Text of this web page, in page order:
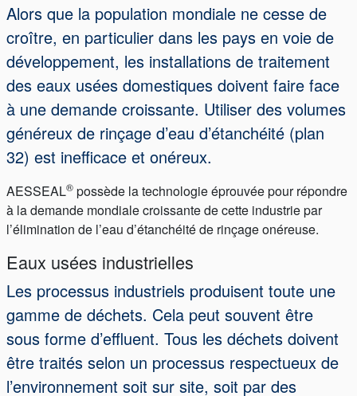
Académie
Brochures produits
Vidéo
Alors que la population mondiale ne cesse de
croître, en particulier dans les pays en voie de
développement, les installations de traitement
des eaux usées domestiques doivent faire face
à une demande croissante. Utiliser des volumes
généreux de rinçage d’eau d’étanchéité (plan
32) est inefficace et onéreux.
AESSEAL® possède la technologie éprouvée pour répondre
à la demande mondiale croissante de cette industrie par
l’élimination de l’eau d’étanchéité de rinçage onéreuse.
Eaux usées industrielles
Les processus industriels produisent toute une
gamme de déchets. Cela peut souvent être
sous forme d’effluent. Tous les déchets doivent
être traités selon un processus respectueux de
l’environnement soit sur site, soit par des